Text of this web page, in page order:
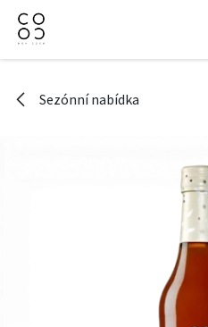
Přejít na obsah
Sezónní nabídka